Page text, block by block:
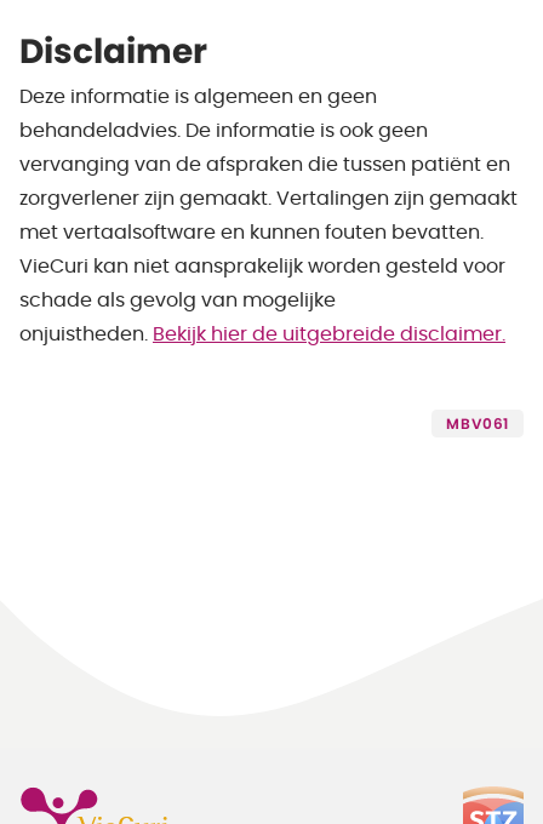
Disclaimer
Deze informatie is algemeen en geen
behandeladvies. De informatie is ook geen
vervanging van de afspraken die tussen patiënt en
zorgverlener zijn gemaakt. Vertalingen zijn gemaakt
met vertaalsoftware en kunnen fouten bevatten.
VieCuri kan niet aansprakelijk worden gesteld voor
schade als gevolg van mogelijke
onjuistheden.
Bekijk hier de uitgebreide disclaimer.
MBV061